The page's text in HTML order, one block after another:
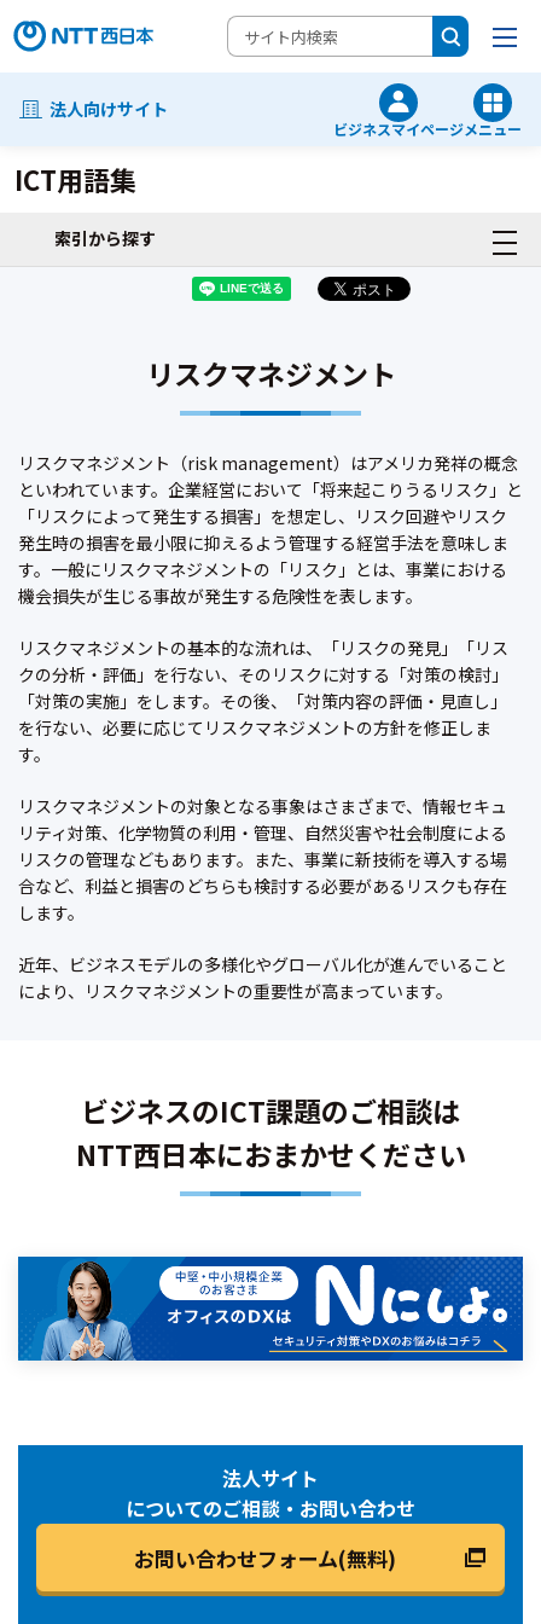
法人向けサイト
ビジネスマイページメニュー
ICT用語集
索引から探す
リスクマネジメント
リスクマネジメント（risk management）はアメリカ発祥の概念
といわれています。企業経営において「将来起こりうるリスク」と
「リスクによって発生する損害」を想定し、リスク回避やリスク
発生時の損害を最小限に抑えるよう管理する経営手法を意味しま
す。一般にリスクマネジメントの「リスク」とは、事業における
機会損失が生じる事故が発生する危険性を表します。
リスクマネジメントの基本的な流れは、「リスクの発見」「リス
クの分析・評価」を行ない、そのリスクに対する「対策の検討」
「対策の実施」をします。その後、「対策内容の評価・見直し」
を行ない、必要に応じてリスクマネジメントの方針を修正しま
す。
リスクマネジメントの対象となる事象はさまざまで、情報セキュ
リティ対策、化学物質の利用・管理、自然災害や社会制度による
リスクの管理などもあります。また、事業に新技術を導入する場
合など、利益と損害のどちらも検討する必要があるリスクも存在
します。
近年、ビジネスモデルの多様化やグローバル化が進んでいること
により、リスクマネジメントの重要性が高まっています。
ビジネスのICT課題のご相談は
NTT西日本におまかせください
法人サイト
についてのご相談・お問い合わせ
お問い合わせフォーム(無料)